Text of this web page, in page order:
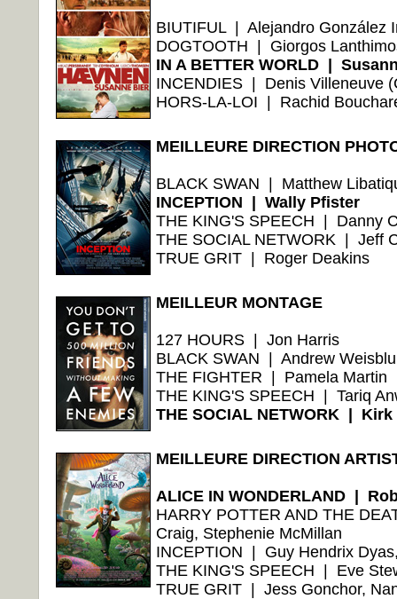
BIUTIFUL | Alejandro González
DOGTOOTH | Giorgos
IN A BETTER WORLD |
INCENDIES | Denis Villeneuve
HORS-LA-LOI | Rachid
MEILLEURE DIRECTION
BLACK SWAN | Matthew
INCEPTION | Wally Pfister
THE KING'S SPEECH | Danny
THE SOCIAL NETWORK | Jeff
TRUE GRIT | Roger Deakins
MEILLEUR MONTAGE
127 HOURS | Jon Harris
BLACK SWAN | Andrew
THE FIGHTER | Pamela Martin
THE KING'S SPEECH | Tariq
THE SOCIAL NETWORK |
MEILLEURE DIRECTION
ALICE IN WONDERLAND |
HARRY POTTER AND THE
Craig, Stephenie McMillan
INCEPTION | Guy Hendrix
THE KING'S SPEECH | Eve
TRUE GRIT | Jess Gonchor,